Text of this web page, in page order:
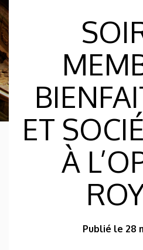
ET
À
Publié le 28